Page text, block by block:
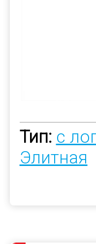
Тип: с
Элитная